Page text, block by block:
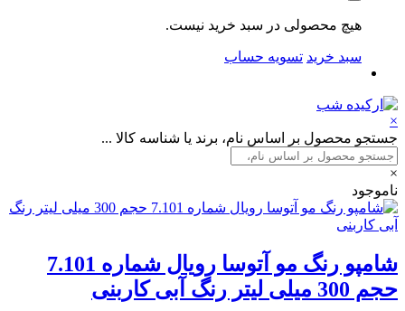
هیچ محصولی در سبد خرید نیست.
سبد خرید تسویه حساب
×
جستجو محصول بر اساس نام، برند یا شناسه کالا ...
×
ناموجود
شامپو رنگ مو آتوسا رويال شماره 7.101
حجم 300 میلی ليتر رنگ آبی كاربنی